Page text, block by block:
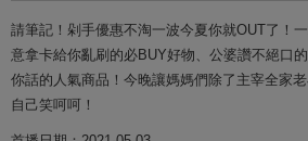
請筆記！剁手優惠不淘一波今夏你就OUT了！
意拿卡給你亂刷的必BUY好物、公婆讚不絕口
你話的人氣商品！今晚讓媽媽們除了主宰全家
自己笑呵呵！